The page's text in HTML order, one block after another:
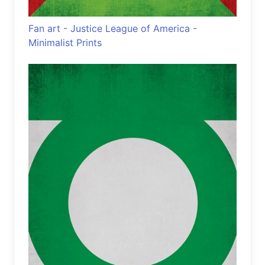
Fan art - Justice League of America -
Minimalist Prints